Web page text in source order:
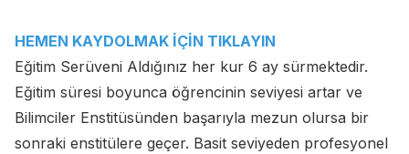
HEMEN KAYDOLMAK İÇİN TIKLAYIN
Eğitim Serüveni Aldığınız her kur 6 ay sürmektedir.
Eğitim süresi boyunca öğrencinin seviyesi artar ve
Bilimciler Enstitüsünden başarıyla mezun olursa bir
sonraki enstitülere geçer. Basit seviyeden profesyonel